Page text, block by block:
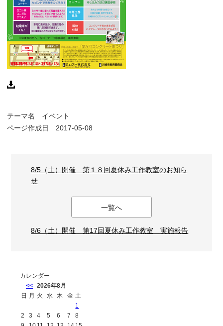
テーマ名 イベント
ページ作成日 2017-05-08
8/5（土）開催 第１８回夏休み工作教室のお知ら
せ
一覧へ
8/6（土）開催 第17回夏休み工作教室 実施報告
カレンダー
<<
2026年8月
日 月 火 水 木 金 土
1
2
3 4 5 6 7
8